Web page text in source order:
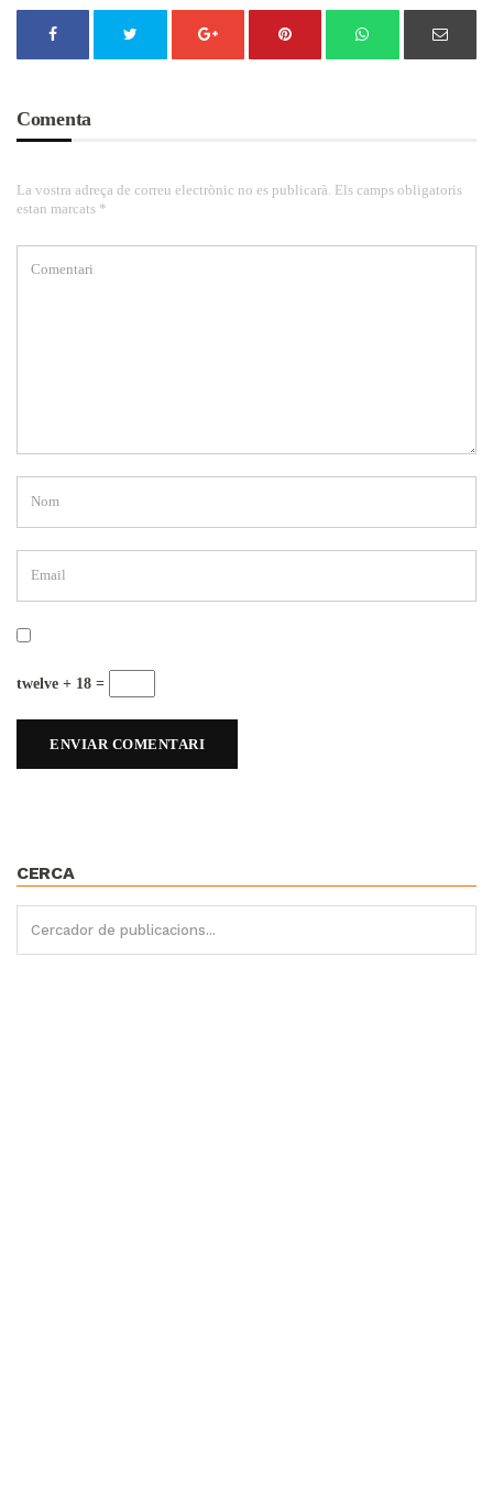
Comenta
La vostra adreça de correu electrònic no es publicarà. Els camps obligatoris
estan marcats *
twelve + 18 =
CERCA